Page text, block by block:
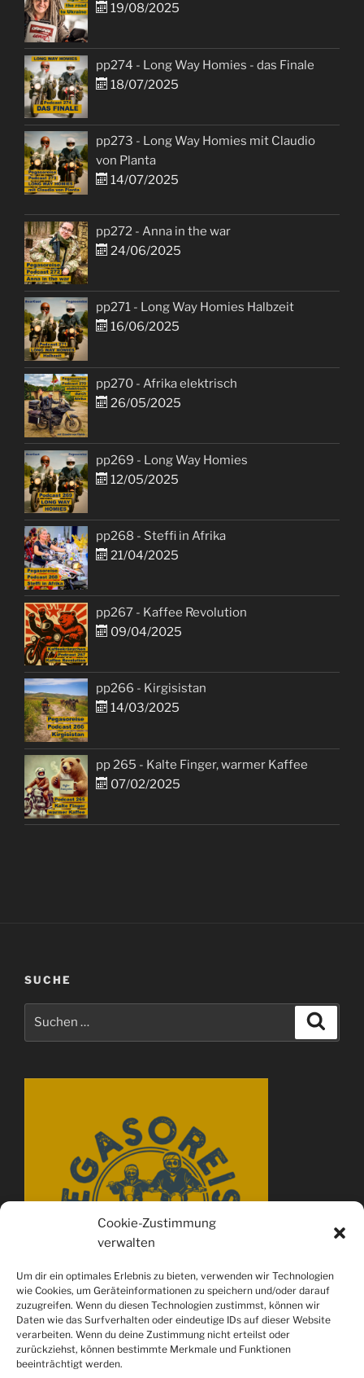
Cookie-Zustimmung
verwalten
Um dir ein optimales Erlebnis zu bieten, verwenden wir Technologien
wie Cookies, um Geräteinformationen zu speichern und/oder darauf
zuzugreifen. Wenn du diesen Technologien zustimmst, können wir
Daten wie das Surfverhalten oder eindeutige IDs auf dieser Website
verarbeiten. Wenn du deine Zustimmung nicht erteilst oder
zurückziehst, können bestimmte Merkmale und Funktionen
beeinträchtigt werden.
19/08/2025
pp274 - Long Way Homies - das Finale
18/07/2025
pp273 - Long Way Homies mit Claudio
von Planta
14/07/2025
pp272 - Anna in the war
24/06/2025
pp271 - Long Way Homies Halbzeit
16/06/2025
pp270 - Afrika elektrisch
26/05/2025
pp269 - Long Way Homies
12/05/2025
pp268 - Steffi in Afrika
21/04/2025
pp267 - Kaffee Revolution
09/04/2025
pp266 - Kirgisistan
14/03/2025
pp 265 - Kalte Finger, warmer Kaffee
07/02/2025
SUCHE